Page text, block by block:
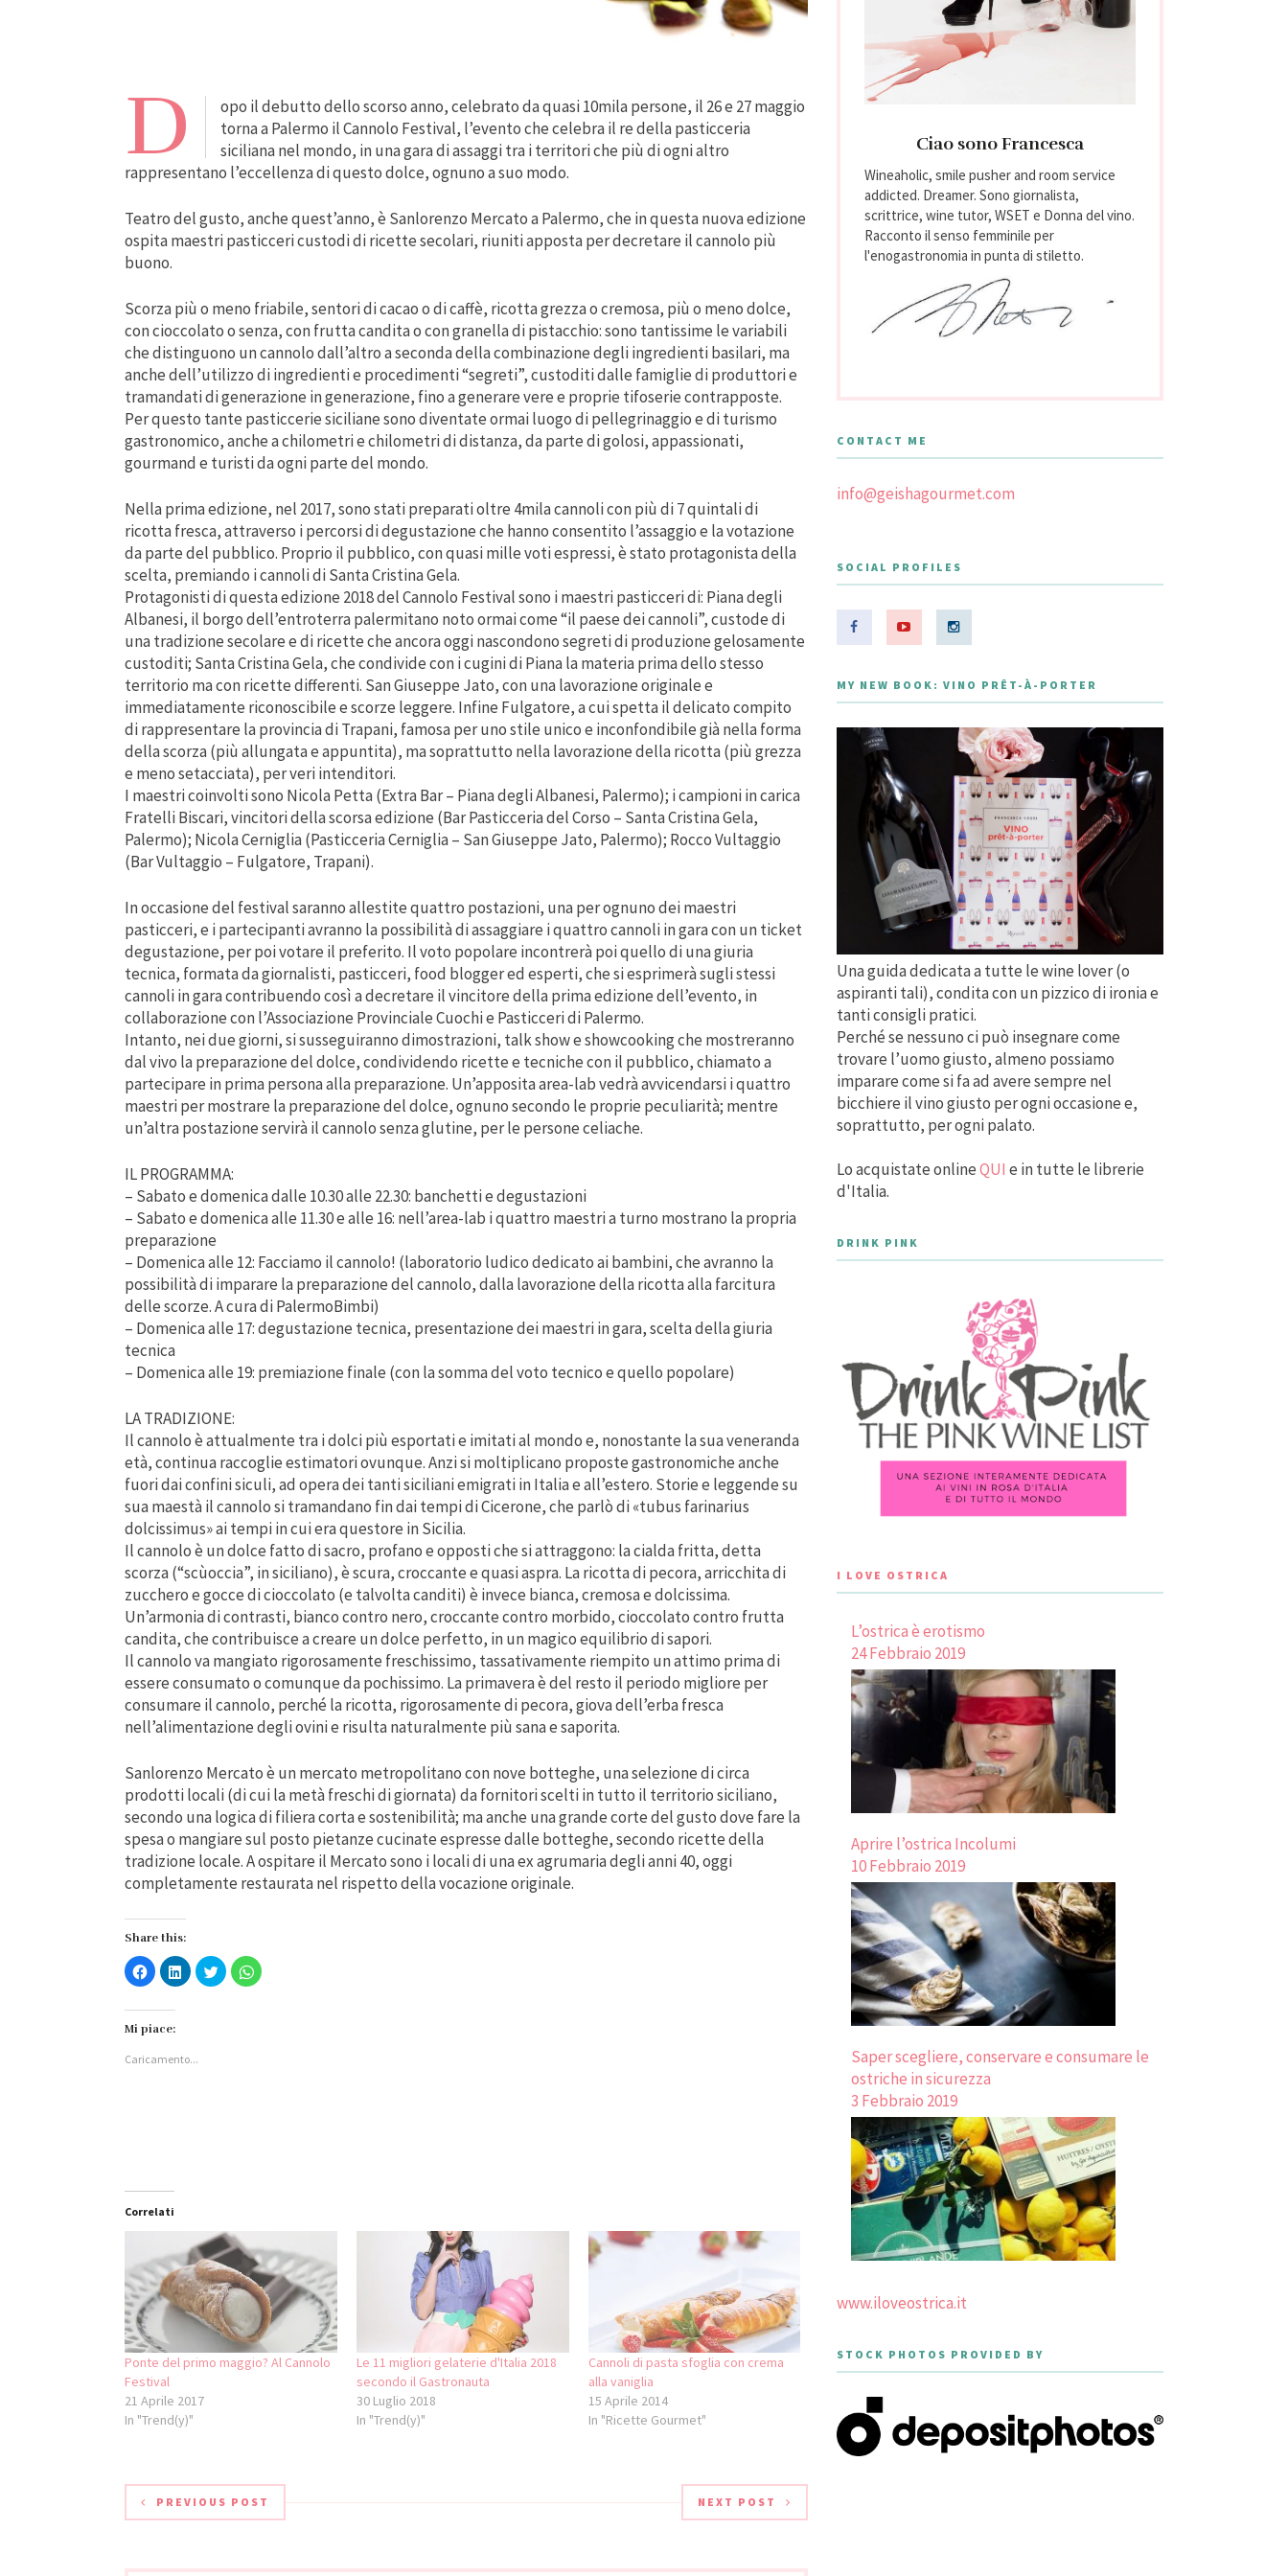
D
opo il debutto dello scorso anno, celebrato da quasi 10mila persone, il 26 e 27 maggio
torna a Palermo il Cannolo Festival, l’evento che celebra il re della pasticceria
siciliana nel mondo, in una gara di assaggi tra i territori che più di ogni altro
rappresentano l’eccellenza di questo dolce, ognuno a suo modo.
Teatro del gusto, anche quest’anno, è Sanlorenzo Mercato a Palermo, che in questa nuova edizione
ospita maestri pasticceri custodi di ricette secolari, riuniti apposta per decretare il cannolo più
buono.
Scorza più o meno friabile, sentori di cacao o di caffè, ricotta grezza o cremosa, più o meno dolce,
con cioccolato o senza, con frutta candita o con granella di pistacchio: sono tantissime le variabili
che distinguono un cannolo dall’altro a seconda della combinazione degli ingredienti basilari, ma
anche dell’utilizzo di ingredienti e procedimenti “segreti”, custoditi dalle famiglie di produttori e
tramandati di generazione in generazione, fino a generare vere e proprie tifoserie contrapposte.
Per questo tante pasticcerie siciliane sono diventate ormai luogo di pellegrinaggio e di turismo
gastronomico, anche a chilometri e chilometri di distanza, da parte di golosi, appassionati,
gourmand e turisti da ogni parte del mondo.
Nella prima edizione, nel 2017, sono stati preparati oltre 4mila cannoli con più di 7 quintali di
ricotta fresca, attraverso i percorsi di degustazione che hanno consentito l’assaggio e la votazione
da parte del pubblico. Proprio il pubblico, con quasi mille voti espressi, è stato protagonista della
scelta, premiando i cannoli di Santa Cristina Gela.
Protagonisti di questa edizione 2018 del Cannolo Festival sono i maestri pasticceri di: Piana degli
Albanesi, il borgo dell’entroterra palermitano noto ormai come “il paese dei cannoli”, custode di
una tradizione secolare e di ricette che ancora oggi nascondono segreti di produzione gelosamente
custoditi; Santa Cristina Gela, che condivide con i cugini di Piana la materia prima dello stesso
territorio ma con ricette differenti. San Giuseppe Jato, con una lavorazione originale e
immediatamente riconoscibile e scorze leggere. Infine Fulgatore, a cui spetta il delicato compito
di rappresentare la provincia di Trapani, famosa per uno stile unico e inconfondibile già nella forma
della scorza (più allungata e appuntita), ma soprattutto nella lavorazione della ricotta (più grezza
e meno setacciata), per veri intenditori.
I maestri coinvolti sono Nicola Petta (Extra Bar – Piana degli Albanesi, Palermo); i campioni in carica
Fratelli Biscari, vincitori della scorsa edizione (Bar Pasticceria del Corso – Santa Cristina Gela,
Palermo); Nicola Cerniglia (Pasticceria Cerniglia – San Giuseppe Jato, Palermo); Rocco Vultaggio
(Bar Vultaggio – Fulgatore, Trapani).
In occasione del festival saranno allestite quattro postazioni, una per ognuno dei maestri
pasticceri, e i partecipanti avranno la possibilità di assaggiare i quattro cannoli in gara con un ticket
degustazione, per poi votare il preferito. Il voto popolare incontrerà poi quello di una giuria
tecnica, formata da giornalisti, pasticceri, food blogger ed esperti, che si esprimerà sugli stessi
cannoli in gara contribuendo così a decretare il vincitore della prima edizione dell’evento, in
collaborazione con l’Associazione Provinciale Cuochi e Pasticceri di Palermo.
Intanto, nei due giorni, si susseguiranno dimostrazioni, talk show e showcooking che mostreranno
dal vivo la preparazione del dolce, condividendo ricette e tecniche con il pubblico, chiamato a
partecipare in prima persona alla preparazione. Un’apposita area-lab vedrà avvicendarsi i quattro
maestri per mostrare la preparazione del dolce, ognuno secondo le proprie peculiarità; mentre
un’altra postazione servirà il cannolo senza glutine, per le persone celiache.
IL PROGRAMMA:
– Sabato e domenica dalle 10.30 alle 22.30: banchetti e degustazioni
– Sabato e domenica alle 11.30 e alle 16: nell’area-lab i quattro maestri a turno mostrano la propria
preparazione
– Domenica alle 12: Facciamo il cannolo! (laboratorio ludico dedicato ai bambini, che avranno la
possibilità di imparare la preparazione del cannolo, dalla lavorazione della ricotta alla farcitura
delle scorze. A cura di PalermoBimbi)
– Domenica alle 17: degustazione tecnica, presentazione dei maestri in gara, scelta della giuria
tecnica
– Domenica alle 19: premiazione finale (con la somma del voto tecnico e quello popolare)
LA TRADIZIONE:
Il cannolo è attualmente tra i dolci più esportati e imitati al mondo e, nonostante la sua veneranda
età, continua raccoglie estimatori ovunque. Anzi si moltiplicano proposte gastronomiche anche
fuori dai confini siculi, ad opera dei tanti siciliani emigrati in Italia e all’estero. Storie e leggende su
sua maestà il cannolo si tramandano fin dai tempi di Cicerone, che parlò di «tubus farinarius
dolcissimus» ai tempi in cui era questore in Sicilia.
Il cannolo è un dolce fatto di sacro, profano e opposti che si attraggono: la cialda fritta, detta
scorza (“scùoccia”, in siciliano), è scura, croccante e quasi aspra. La ricotta di pecora, arricchita di
zucchero e gocce di cioccolato (e talvolta canditi) è invece bianca, cremosa e dolcissima.
Un’armonia di contrasti, bianco contro nero, croccante contro morbido, cioccolato contro frutta
candita, che contribuisce a creare un dolce perfetto, in un magico equilibrio di sapori.
Il cannolo va mangiato rigorosamente freschissimo, tassativamente riempito un attimo prima di
essere consumato o comunque da pochissimo. La primavera è del resto il periodo migliore per
consumare il cannolo, perché la ricotta, rigorosamente di pecora, giova dell’erba fresca
nell’alimentazione degli ovini e risulta naturalmente più sana e saporita.
Sanlorenzo Mercato è un mercato metropolitano con nove botteghe, una selezione di circa
prodotti locali (di cui la metà freschi di giornata) da fornitori scelti in tutto il territorio siciliano,
secondo una logica di filiera corta e sostenibilità; ma anche una grande corte del gusto dove fare la
spesa o mangiare sul posto pietanze cucinate espresse dalle botteghe, secondo ricette della
tradizione locale. A ospitare il Mercato sono i locali di una ex agrumaria degli anni 40, oggi
completamente restaurata nel rispetto della vocazione originale.
Share this:
Fai
clic
su
Facebook
(Si
in
Fai
clic
apre
Fai
clic
Fai
clic
Mi piace:
Caricamento...
Correlati
Ponte del primo maggio? Al Cannolo
Festival
21 Aprile 2017
In "Trend(y)"
Le 11 migliori gelaterie d'Italia 2018
secondo il Gastronauta
30 Luglio 2018
In "Trend(y)"
Cannoli di pasta sfoglia con crema
alla vaniglia
15 Aprile 2014
In "Ricette Gourmet"
PREVIOUS POST NEXT POST
Ciao sono Francesca
Wineaholic, smile pusher and room service
addicted. Dreamer. Sono giornalista,
scrittrice, wine tutor, WSET e Donna del vino.
Racconto il senso femminile per
l'enogastronomia in punta di stiletto.
CONTACT ME
info@geishagourmet.com
SOCIAL PROFILES
MY NEW BOOK: VINO PRÊT-À-PORTER
Una guida dedicata a tutte le wine lover (o
aspiranti tali), condita con un pizzico di ironia e
tanti consigli pratici.
Perché se nessuno ci può insegnare come
trovare l’uomo giusto, almeno possiamo
imparare come si fa ad avere sempre nel
bicchiere il vino giusto per ogni occasione e,
soprattutto, per ogni palato.
Lo acquistate onlineQUI e in tutte le librerie
d'Italia.
DRINK PINK
I LOVE OSTRICA
L’ostrica è erotismo
24 Febbraio 2019
Aprire l’ostrica Incolumi
10 Febbraio 2019
Saper scegliere, conservare e consumare le
ostriche in sicurezza
3 Febbraio 2019
www.iloveostrica.it
STOCK PHOTOS PROVIDED BY